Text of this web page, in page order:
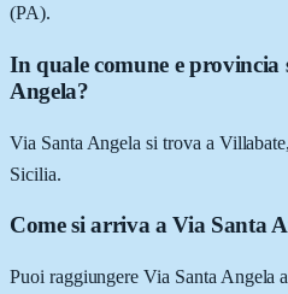
(PA).
In quale comune e provincia
Angela?
Via Santa Angela si trova a
Sicilia.
Come si arriva a Via Santa
Puoi raggiungere Via Santa Angela